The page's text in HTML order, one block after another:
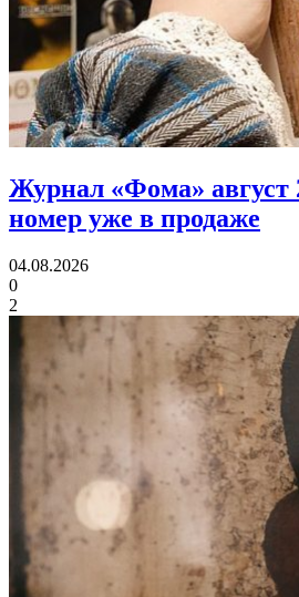
Журнал «Фома» август
номер уже в продаже
04.08.2026
0
2